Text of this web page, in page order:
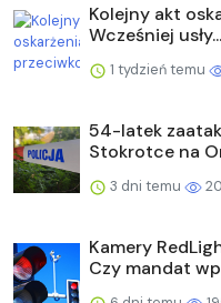
Kolejny akt
Wcześniej usły...
1 tydzień temu
54-latek
Stokrotce na
3 dni temu
Kamery
Czy mandat